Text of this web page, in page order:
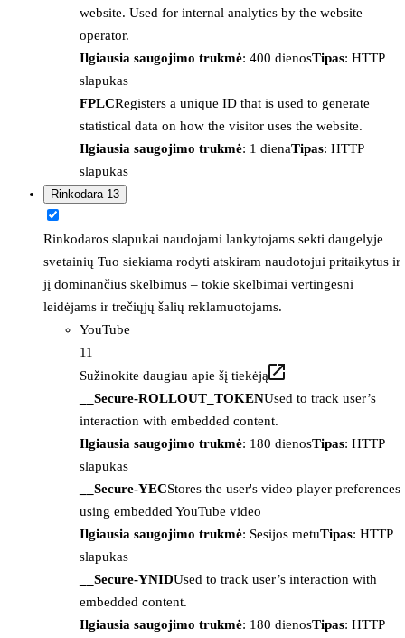
website. Used for internal analytics by the website
operator.
Ilgiausia saugojimo trukmė: 400 dienosTipas: HTTP
slapukas
FPLCRegisters a unique ID that is used to generate
statistical data on how the visitor uses the website.
Ilgiausia saugojimo trukmė: 1 dienaTipas: HTTP
slapukas
Rinkodara 13
Rinkodaros slapukai naudojami lankytojams sekti daugelyje
svetainių Tuo siekiama rodyti atskiram naudotojui pritaikytus ir
jį dominančius skelbimus – tokie skelbimai vertingesni
leidėjams ir trečiųjų šalių reklamuotojams.
YouTube
11
Sužinokite daugiau apie šį tiekėją
__Secure-ROLLOUT_TOKENUsed to track user’s
interaction with embedded content.
Ilgiausia saugojimo trukmė: 180 dienosTipas: HTTP
slapukas
__Secure-YECStores the user's video player preferences
using embedded YouTube video
Ilgiausia saugojimo trukmė: Sesijos metuTipas: HTTP
slapukas
__Secure-YNIDUsed to track user’s interaction with
embedded content.
Ilgiausia saugojimo trukmė: 180 dienosTipas: HTTP